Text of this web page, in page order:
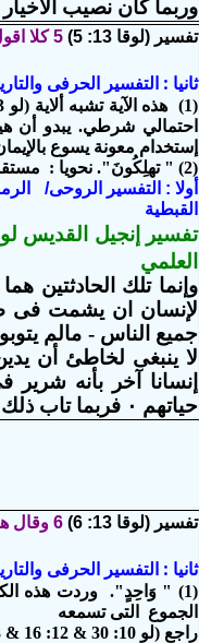
وربما كان نصيب الأخيار
تفسير (لوقا 13: 5) 5 كلا اقول لكم.بل ان لم تتوبوا فجميعكم كذلك تهلكون
ثانيا : التفسير الحرفى
احتمالي شرطي. يبدو أن
إستخدام معونة يسوع بالإيمان بقوته
(2) " تهلِكُونَ". نحويا : مستقبل مبني للمتوسط خبري من الكلمة "(apollumi)
أولا : التفسير الروحى/
القبطية
تفسير إنجيل القديس
العلمي
وإنما تلك الحادثتين
لإنسان ان يشمت فى
جميع الناس - مالم
لا ينبغى لخاطئ أن
إنسانا آخر بأنه
حياتهم ٠ فربما تاب ذلك الموصوف بأنه شرير فأصبح صالحا٠
تفسير (لوقا 13: 6) 6 وقال هذا المثل.كانت لواحد شجرة تين مغروسة في كرمه.فاتى يطلب فيها ثمرا ولم يجد.
ثانيا : التفسير الحرفى
(1) " وَاحِدٍ". وردت هذه الكلمة في ترجمات أخرى هكذا "واحد معين " .(tis)
الجموع التى تسمعه
راجع (لو 10: 30 & 12: 16 & 13: 6 & 14: 16 & 15: 4 & 16: 1 ، 9 & 19: 12)